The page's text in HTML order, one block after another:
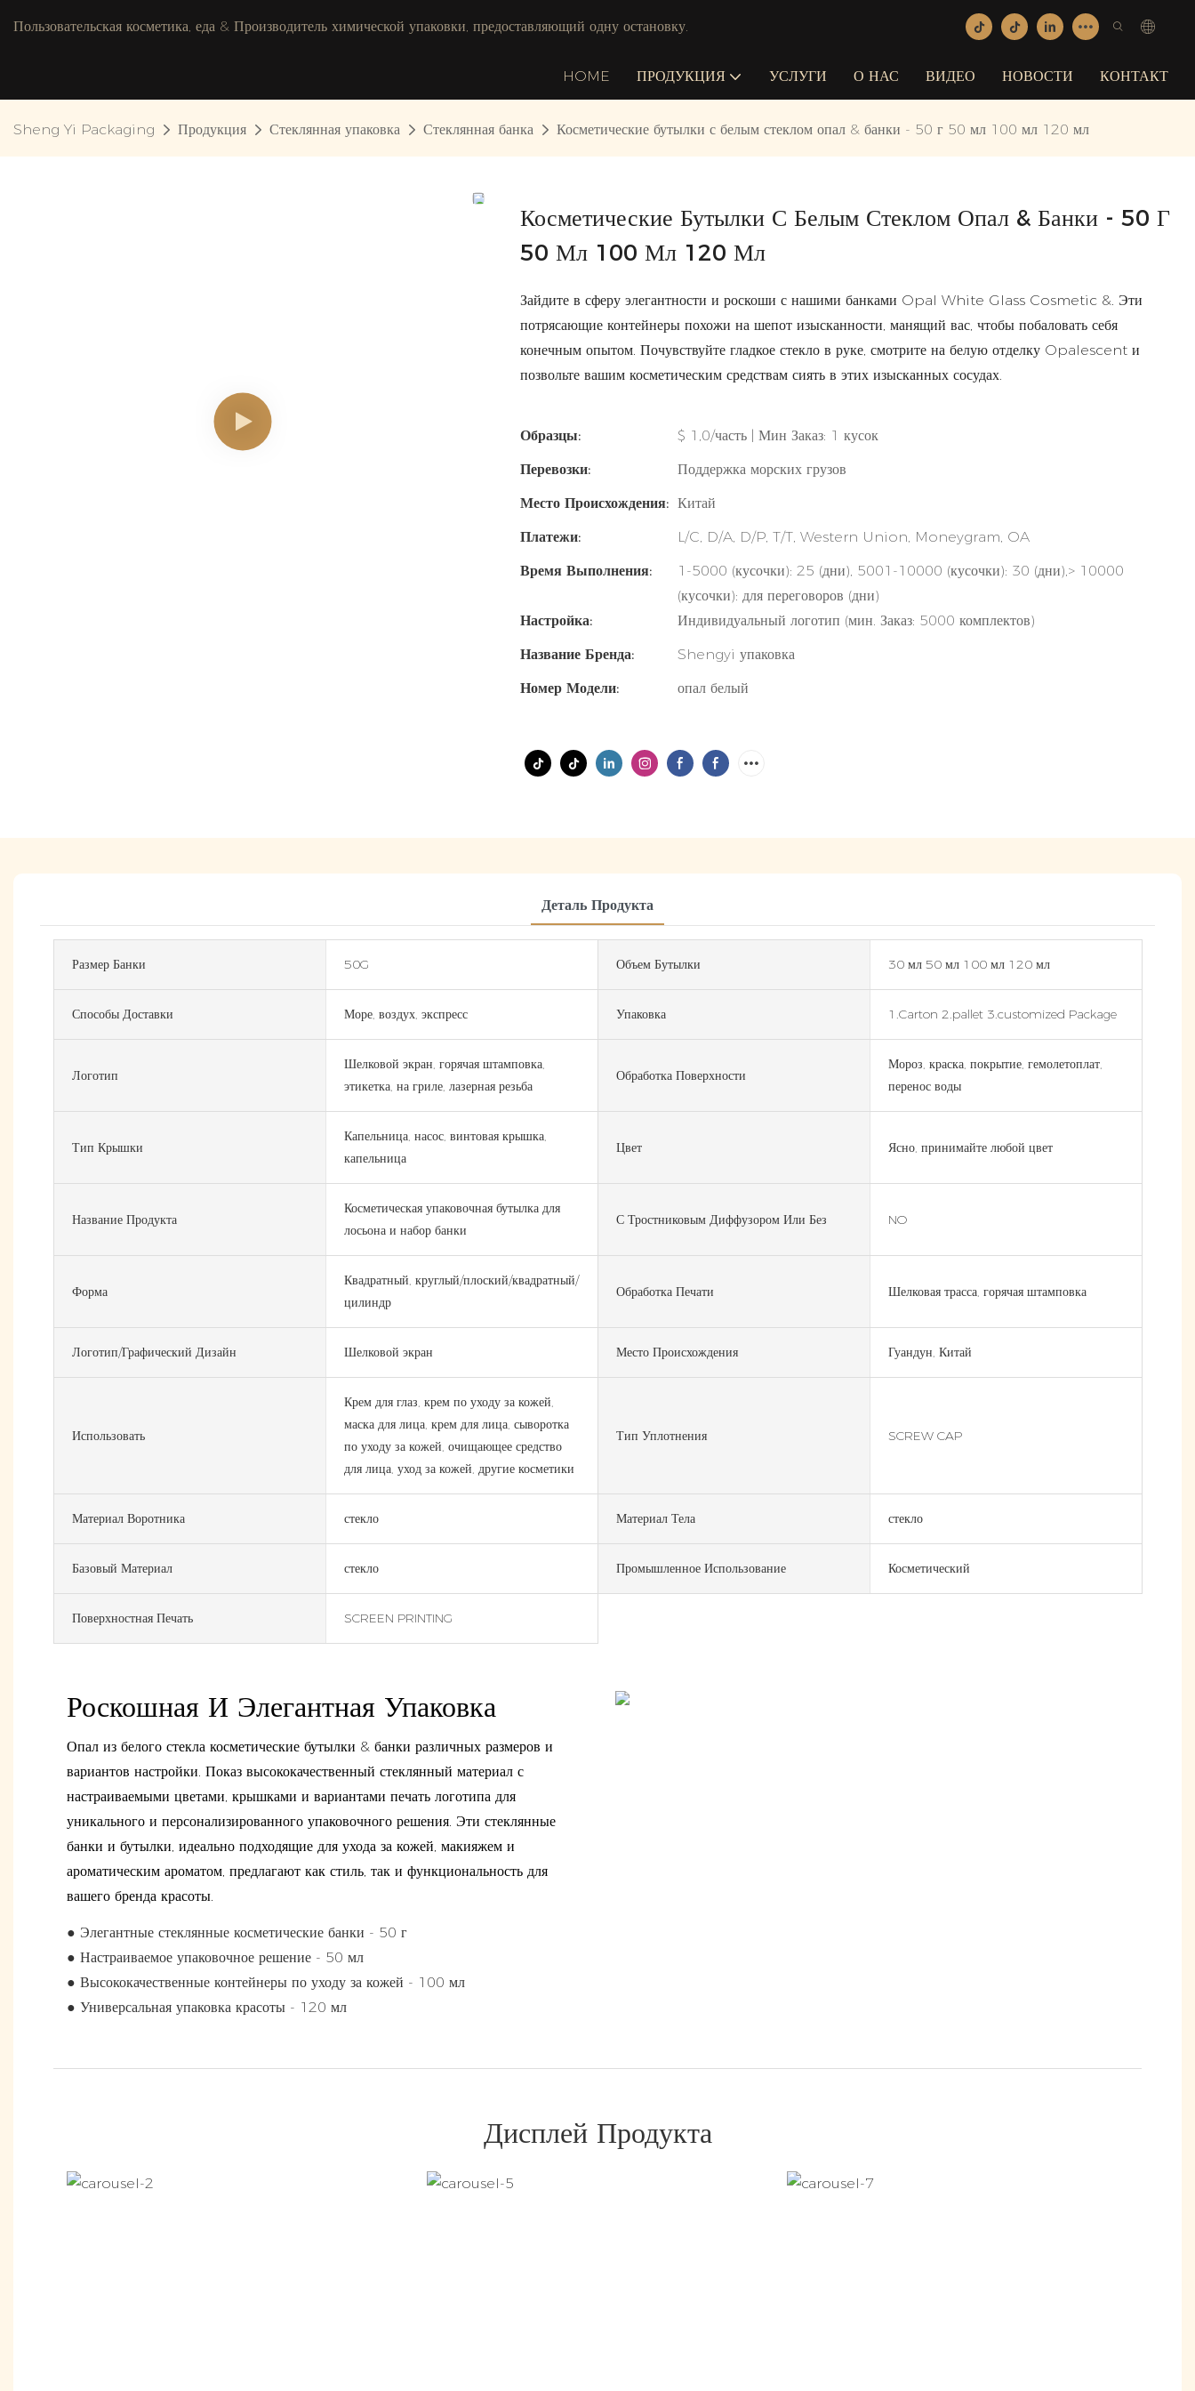
Пользовательская косметика, еда & Производитель химической упаковки, предоставляющий одну остановку.
HOME ПРОДУКЦИЯ УСЛУГИ О НАС ВИДЕО НОВОСТИ КОНТАКТ
Sheng Yi Packaging Продукция Стеклянная упаковка Стеклянная банка Косметические бутылки с белым стеклом опал & банки - 50 г 50 мл 100 мл 120 мл
Косметические Бутылки С Белым Стеклом Опал & Банки - 50 Г
50 Мл 100 Мл 120 Мл
Зайдите в сферу элегантности и роскоши с нашими банками Opal White Glass Cosmetic &. Эти
потрясающие контейнеры похожи на шепот изысканности, манящий вас, чтобы побаловать себя
конечным опытом. Почувствуйте гладкое стекло в руке, смотрите на белую отделку Opalescent и
позвольте вашим косметическим средствам сиять в этих изысканных сосудах.
Образцы:
$ 1,0/часть | Мин Заказ: 1 кусок
Перевозки:
Поддержка морских грузов
Место Происхождения: Китай
Платежи:
L/C, D/A, D/P, T/T, Western Union, Moneygram, OA
Время Выполнения:
1-5000 (кусочки): 25 (дни), 5001-10000 (кусочки): 30 (дни),> 10000
(кусочки): для переговоров (дни)
Настройка:
Индивидуальный логотип (мин. Заказ: 5000 комплектов)
Название Бренда:
Shengyi упаковка
Номер Модели:
опал белый
Деталь Продукта
Размер Банки 50G Объем Бутылки 30 мл 50 мл 100 мл 120 мл
Способы Доставки Море, воздух, экспресс Упаковка 1.Carton 2.pallet 3.customized Package
Логотип
Шелковой экран, горячая штамповка,
этикетка, на гриле, лазерная резьба
Обработка Поверхности
Мороз, краска, покрытие, гемолетоплат,
перенос воды
Тип Крышки
Капельница, насос, винтовая крышка,
капельница
Цвет Ясно, принимайте любой цвет
Название Продукта
Косметическая упаковочная бутылка для
лосьона и набор банки
С Тростниковым Диффузором Или Без NO
Форма
Квадратный, круглый/плоский/квадратный/
цилиндр
Обработка Печати Шелковая трасса, горячая штамповка
Логотип/графический Дизайн Шелковой экран Место Происхождения Гуандун, Китай
Использовать
Крем для глаз, крем по уходу за кожей,
маска для лица, крем для лица, сыворотка
по уходу за кожей, очищающее средство
для лица, уход за кожей, другие косметики
Тип Уплотнения SCREW CAP
Материал Воротника стекло Материал Тела стекло
Базовый Материал стекло Промышленное Использование Косметический
Поверхностная Печать SCREEN PRINTING
Роскошная И Элегантная Упаковка
Опал из белого стекла косметические бутылки & банки различных размеров и
вариантов настройки. Показ высококачественный стеклянный материал с
настраиваемыми цветами, крышками и вариантами печать логотипа для
уникального и персонализированного упаковочного решения. Эти стеклянные
банки и бутылки, идеально подходящие для ухода за кожей, макияжем и
ароматическим ароматом, предлагают как стиль, так и функциональность для
вашего бренда красоты.
● Элегантные стеклянные косметические банки - 50 г
● Настраиваемое упаковочное решение - 50 мл
● Высококачественные контейнеры по уходу за кожей - 100 мл
● Универсальная упаковка красоты - 120 мл
Дисплей Продукта